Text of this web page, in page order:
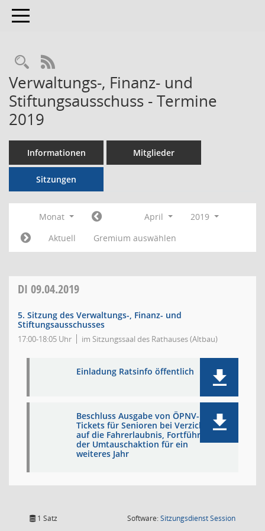
Toggle navigation
RSS-Feed
Verwaltungs-, Finanz- und
Stiftungsausschuss - Termine
2019
Informationen Mitglieder
Sitzungen
Monat April
2019
Aktuell
Gremium auswählen
DI 09.04.2019
5. Sitzung des Verwaltungs-, Finanz- und
Stiftungsausschusses
17:00-18:05 Uhr im Sitzungssaal des Rathauses (Altbau)
Einladung Ratsinfo öffentlich
Beschluss Ausgabe von ÖPNV-
Tickets für Senioren bei Verzicht
auf die Fahrerlaubnis, Fortführung
der Umtauschaktion für ein
weiteres Jahr
1 Satz Software:SitzungsdienstSession(Wird in